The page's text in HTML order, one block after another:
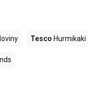
Tesco Hurmikaki